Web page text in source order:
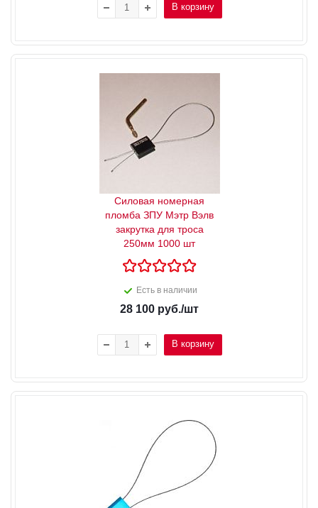
В корзину
Силовая номерная
пломба ЗПУ Мэтр Вэлв
закрутка для троса
250мм 1000 шт
Есть в наличии
28 100 руб./шт
В корзину